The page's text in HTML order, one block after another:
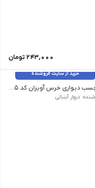
243,000 تومان
خرید از سایت فروشنده
برچسب دیواری خرس آویزان کد 1425 قابل تغییر هست
دیوار آبنباتی